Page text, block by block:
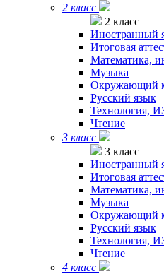
2 класс
2 класс
Иностранный
Итоговая
Математика,
Музыка
Окружающий
Русский язык
Технология,
Чтение
3 класс
3 класс
Иностранный
Итоговая
Математика,
Музыка
Окружающий
Русский язык
Технология,
Чтение
4 класс